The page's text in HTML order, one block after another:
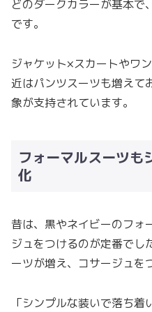
どのダークカラーが基本で
です。
ジャケット×スカートやワ
近はパンツスーツも増えて
象が支持されています。
フォーマルスーツも
化
昔は、黒やネイビーのフォ
ジュをつけるのが定番でし
ーツが増え、コサージュを
「シンプルな装いで落ち